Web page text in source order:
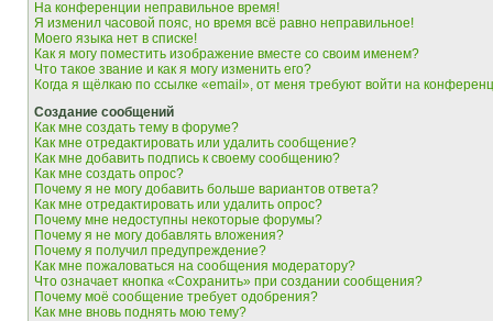
На конференции неправильное время!
Я изменил часовой пояс, но время всё равно неправильное!
Моего языка нет в списке!
Как я могу поместить изображение вместе со своим именем?
Что такое звание и как я могу изменить его?
Когда я щёлкаю по ссылке «email», от меня требуют войти на
Создание сообщений
Как мне создать тему в форуме?
Как мне отредактировать или удалить сообщение?
Как мне добавить подпись к своему сообщению?
Как мне создать опрос?
Почему я не могу добавить больше вариантов ответа?
Как мне отредактировать или удалить опрос?
Почему мне недоступны некоторые форумы?
Почему я не могу добавлять вложения?
Почему я получил предупреждение?
Как мне пожаловаться на сообщения модератору?
Что означает кнопка «Сохранить» при создании сообщения?
Почему моё сообщение требует одобрения?
Как мне вновь поднять мою тему?